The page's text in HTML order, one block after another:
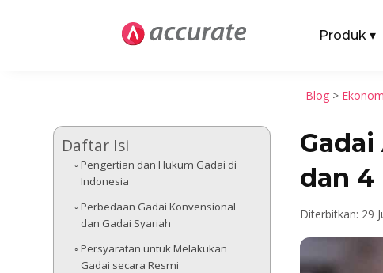
Produk ▾
Blog >
Daftar Isi
Pengertian dan Hukum Gadai di
Indonesia
Perbedaan Gadai Konvensional
dan Gadai Syariah
Persyaratan untuk Melakukan
Gadai secara Resmi
dan 4
Diterbitkan: 29